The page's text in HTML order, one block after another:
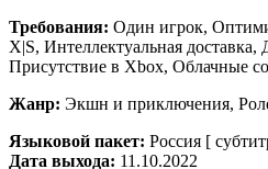
Требования: Один игрок,
X|S, Интеллектуальная
Присутствие в Xbox, Облачные
Жанр: Экшн и приключения,
Языковой пакет: Россия [
Дата выхода: 11.10.2022